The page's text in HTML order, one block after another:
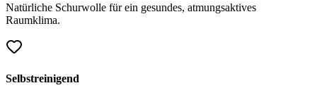
Natürliche Schurwolle für ein gesundes, atmungsaktives
Raumklima.
Selbstreinigend